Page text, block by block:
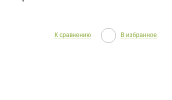
К сравнению В избранное